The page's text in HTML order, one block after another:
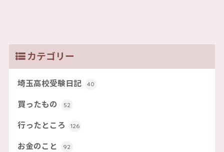
カテゴリー
埼玉高校受験日記 40
買ったもの 52
行ったところ 126
お金のこと 92